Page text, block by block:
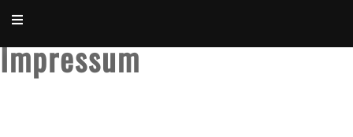
Impressum